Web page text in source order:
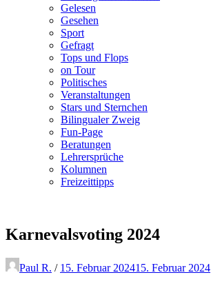
Gelesen
Gesehen
Sport
Gefragt
Tops und Flops
on Tour
Politisches
Veranstaltungen
Stars und Sternchen
Bilingualer Zweig
Fun-Page
Beratungen
Lehrersprüche
Kolumnen
Freizeittipps
Karnevalsvoting 2024
Paul R. / 15. Februar 202415. Februar 2024